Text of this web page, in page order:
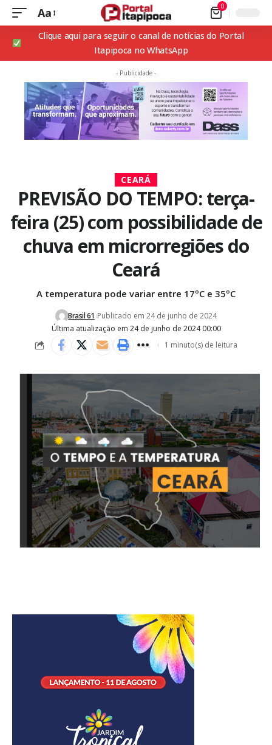
Aa 0
Clique aqui para seguir o canal de notícias do Portal
Itapipoca no WhatsApp
- Publicidade -
CEARÁ
PREVISÃO DO TEMPO: terça-
feira (25) com possibilidade de
chuva em microrregiões do
Ceará
A temperatura pode variar entre 17ºC e 35ºC
Última atualização em 24 de junho de 2024 00:00
Brasil 61 Publicado em 24 de junho de 2024
1 minuto(s) de leitura